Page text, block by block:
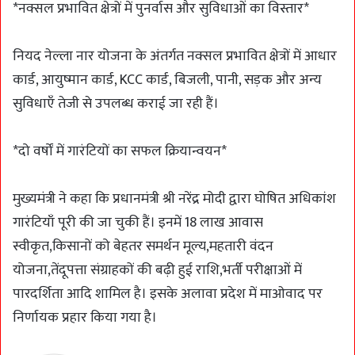
*नक्सल प्रभावित क्षेत्रों में पुनर्वास और सुविधाओं का विस्तार*
नियद नेल्ला नार योजना के अंतर्गत नक्सल प्रभावित क्षेत्रों में आधार
कार्ड, आयुष्मान कार्ड, KCC कार्ड, बिजली, पानी, सड़क और अन्य
सुविधाएँ तेजी से उपलब्ध कराई जा रही हैं।
*दो वर्षों में गारंटियों का सफल क्रियान्वयन*
मुख्यमंत्री ने कहा कि प्रधानमंत्री श्री नरेंद्र मोदी द्वारा घोषित अधिकांश
गारंटियाँ पूरी की जा चुकी हैं। इनमें 18 लाख आवास
स्वीकृत,किसानों को बेहतर समर्थन मूल्य,महतारी वंदन
योजना,तेंदूपत्ता संग्राहकों की बढ़ी हुई राशि,भर्ती परीक्षाओं में
पारदर्शिता आदि शामिल है। इसके अलावा प्रदेश में माओवाद पर
निर्णायक प्रहार किया गया है।